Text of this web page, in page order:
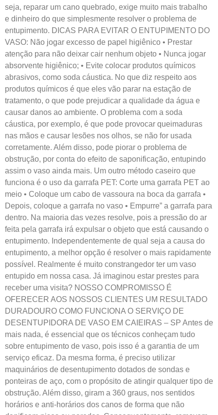
seja, reparar um cano quebrado, exige muito mais trabalho
e dinheiro do que simplesmente resolver o problema de
entupimento. DICAS PARA EVITAR O ENTUPIMENTO DO
VASO: Não jogar excesso de papel higiênico • Prestar
atenção para não deixar cair nenhum objeto • Nunca jogar
absorvente higiênico; • Evite colocar produtos químicos
abrasivos, como soda cáustica. No que diz respeito aos
produtos químicos é que eles vão parar na estação de
tratamento, o que pode prejudicar a qualidade da água e
causar danos ao ambiente. O problema com a soda
cáustica, por exemplo, é que pode provocar queimaduras
nas mãos e causar lesões nos olhos, se não for usada
corretamente. Além disso, pode piorar o problema de
obstrução, por conta do efeito de saponificação, entupindo
assim o vaso ainda mais. Um outro método caseiro que
funciona é o uso da garrafa PET: Corte uma garrafa PET ao
meio • Coloque um cabo de vassoura na boca da garrafa •
Depois, coloque a garrafa no vaso • Empurre” a garrafa para
dentro. Na maioria das vezes resolve, pois a pressão do ar
feita pela garrafa irá expulsar o objeto que está causando o
entupimento. Independentemente de qual seja a causa do
entupimento, a melhor opção é resolver o mais rapidamente
possível. Realmente é muito constrangedor ter um vaso
entupido em nossa casa. Já imaginou estar prestes para
receber uma visita? NOSSO COMPROMISSO É
OFERECER AOS NOSSOS CLIENTES UM RESULTADO
DURADOURO COMO FUNCIONA O SERVIÇO DE
DESENTUPIDORA DE VASO EM CAIEIRAS – SP Antes de
mais nada, é essencial que os técnicos conheçam tudo
sobre entupimento de vaso, pois isso é a garantia de um
serviço eficaz. Da mesma forma, é preciso utilizar
maquinários de desentupimento dotados de sondas e
ponteiras de aço, com o propósito de atingir qualquer tipo de
obstrução. Além disso, giram a 360 graus, nos sentidos
horários e anti-horários dos canos de forma que não